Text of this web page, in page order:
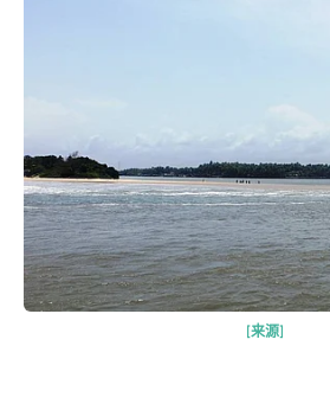
[来源]